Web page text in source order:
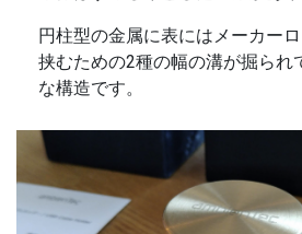
円柱型の金属に表にはメーカー
挟むための2種の幅の溝が掘られ
な構造です。